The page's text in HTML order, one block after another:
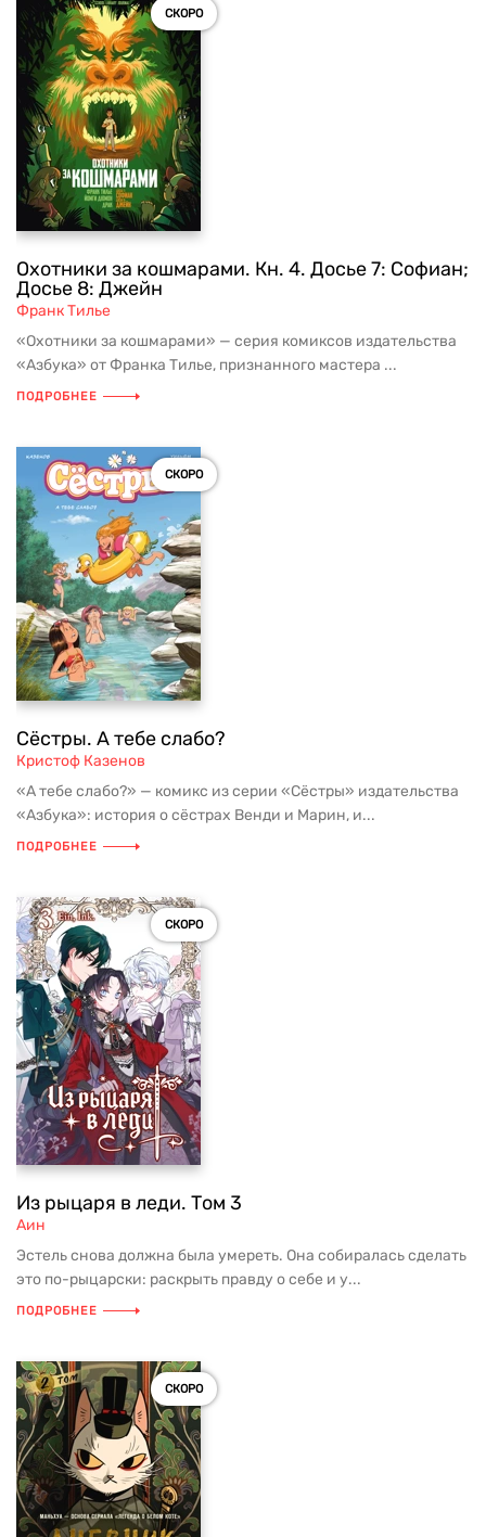
СКОРО
Охотники за кошмарами. Кн. 4. Досье 7: Софиан;
Досье 8: Джейн
Франк Тилье
«Охотники за кошмарами» — серия комиксов издательства
«Азбука» от Франка Тилье, признанного мастера ...
ПОДРОБНЕЕ
СКОРО
Сёстры. А тебе слабо?
Кристоф Казенов
«А тебе слабо?» — комикс из серии «Сёстры» издательства
«Азбука»: история о сёстрах Венди и Марин, и...
ПОДРОБНЕЕ
СКОРО
Из рыцаря в леди. Том 3
Аин
Эстель снова должна была умереть. Она собиралась сделать
это по-рыцарски: раскрыть правду о себе и у...
ПОДРОБНЕЕ
СКОРО